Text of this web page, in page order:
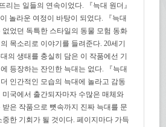
리는 일들의 연속이었다. 『늑대 원더』
놀라운 여정이 바탕이 되었다. 『늑대
없었던 독특한 스타일의 동물 모험 동화
목소리로 이야기를 들려준다. 20세기
의 생태를 충실히 담은 이 작품에선 기
등장하는 잔인한 늑대는 없다. 『늑대
인간적인 모습의 늑대에 놀라고 감동
미국에서 출간되자마자 수많은 매체와
은 작품으로 뼛속까지 진짜 늑대를 문
한 기회가 될 것이다. 페이지마다 가득